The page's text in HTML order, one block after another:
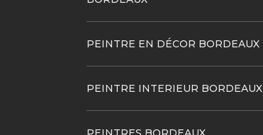
PEINTRE EN DÉCOR BORDEAUX
PEINTRE INTERIEUR BORDEAUX